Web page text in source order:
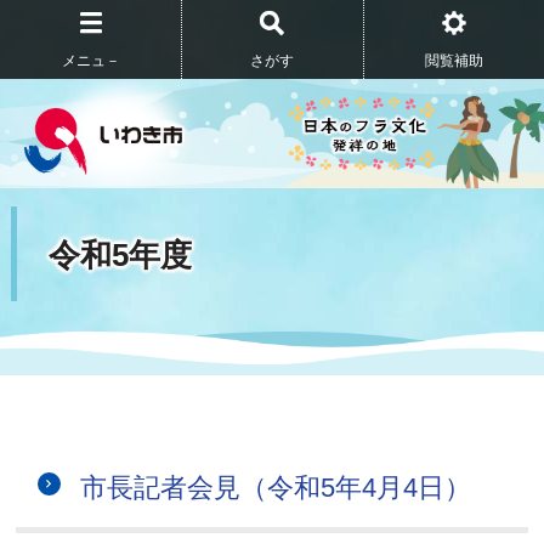
メニュ－ さがす 閲覧補助
令和5年度
市長記者会見（令和5年4月4日）